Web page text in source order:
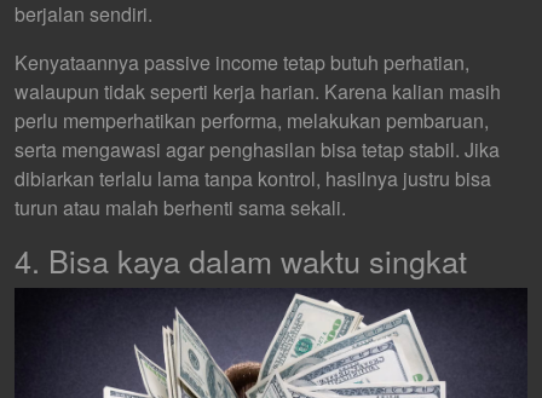
berjalan sendiri.
Kenyataannya passive income tetap butuh perhatian,
walaupun tidak seperti kerja harian. Karena kalian masih
perlu memperhatikan performa, melakukan pembaruan,
serta mengawasi agar penghasilan bisa tetap stabil. Jika
dibiarkan terlalu lama tanpa kontrol, hasilnya justru bisa
turun atau malah berhenti sama sekali.
4. Bisa kaya dalam waktu singkat